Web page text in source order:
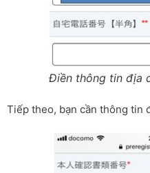
Điền thông tin địa
Tiếp theo, bạn cần thông tin